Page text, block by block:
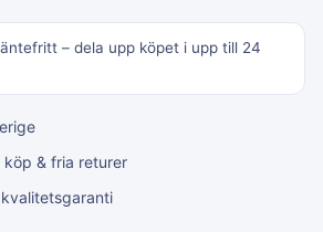
– dela upp köpet i upp till 24
& fria returer